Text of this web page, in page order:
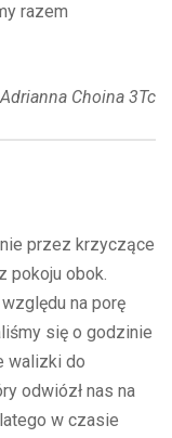
razem
Adrianna Choina 3Tc
przez krzyczące
pokoju obok.
na porę
się o godzinie
walizki do
odwiózł nas na
w czasie